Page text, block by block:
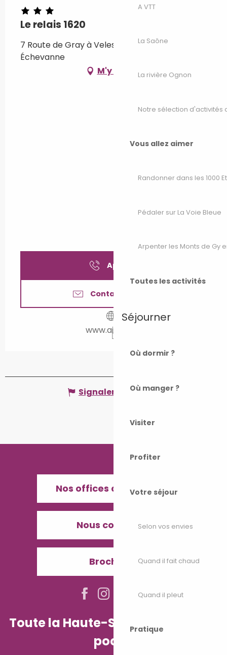
A VTT
La Saône
La rivière Ognon
Notre sélection d'activités
Vous allez aimer
Randonner dans les 1000
Pédaler sur La Voie Bleue
Arpenter les Monts de Gy
Toutes les activités
Séjourner
Où dormir ?
Où manger ?
Visiter
Profiter
Votre séjour
Selon vos envies
Quand il fait chaud
Quand il pleut
Pratique
Le relais 1620
7 Route de Gray à Velesmes, 70100 Velesmes-
Échevanne
M'y rendre
Appeler
Contactez-nous
www.airbnb.fr
Signaler une erreur
Nos offices de Tourisme
Nous contacter
Brochures
Toute la Haute-Saône dans votre
poche